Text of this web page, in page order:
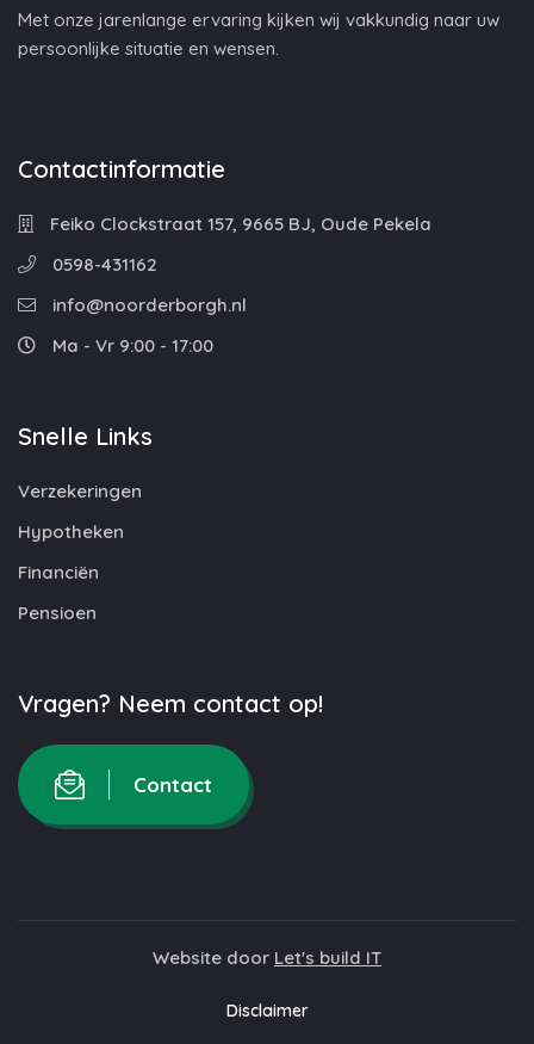
Met onze jarenlange ervaring kijken wij vakkundig naar uw
persoonlijke situatie en wensen.
Contactinformatie
Feiko Clockstraat 157, 9665 BJ, Oude Pekela
0598-431162
info@noorderborgh.nl
Ma - Vr 9:00 - 17:00
Snelle Links
Verzekeringen
Hypotheken
Financiën
Pensioen
Vragen? Neem contact op!
Contact
Website door Let's build IT
Disclaimer